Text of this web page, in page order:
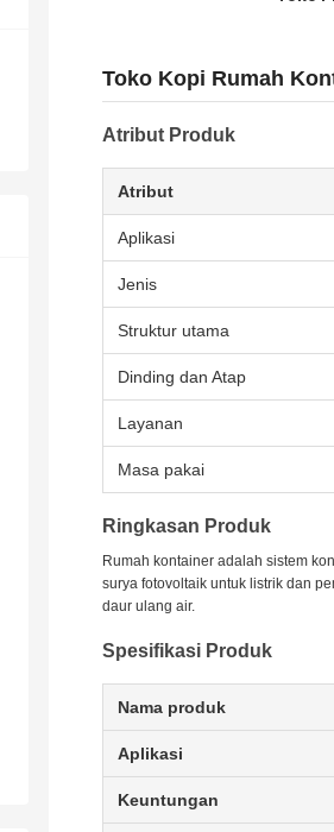
Toko Kopi Rumah
Atribut Produk
Atribut
Aplikasi
Jenis
Struktur utama
Dinding dan Atap
Layanan
Masa pakai
Ringkasan Produk
Rumah kontainer adalah sistem
surya fotovoltaik untuk listrik dan
daur ulang air.
Spesifikasi Produk
Nama produk
Aplikasi
Keuntungan